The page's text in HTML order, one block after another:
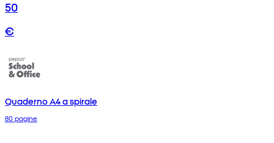
50
€
Quaderno A4 a spirale
80 pagine